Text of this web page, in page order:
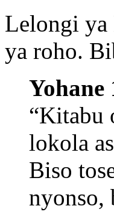
Lelongi ya
ya roho.
Yohane
“Kitabu
lokola
Biso
nyonso,